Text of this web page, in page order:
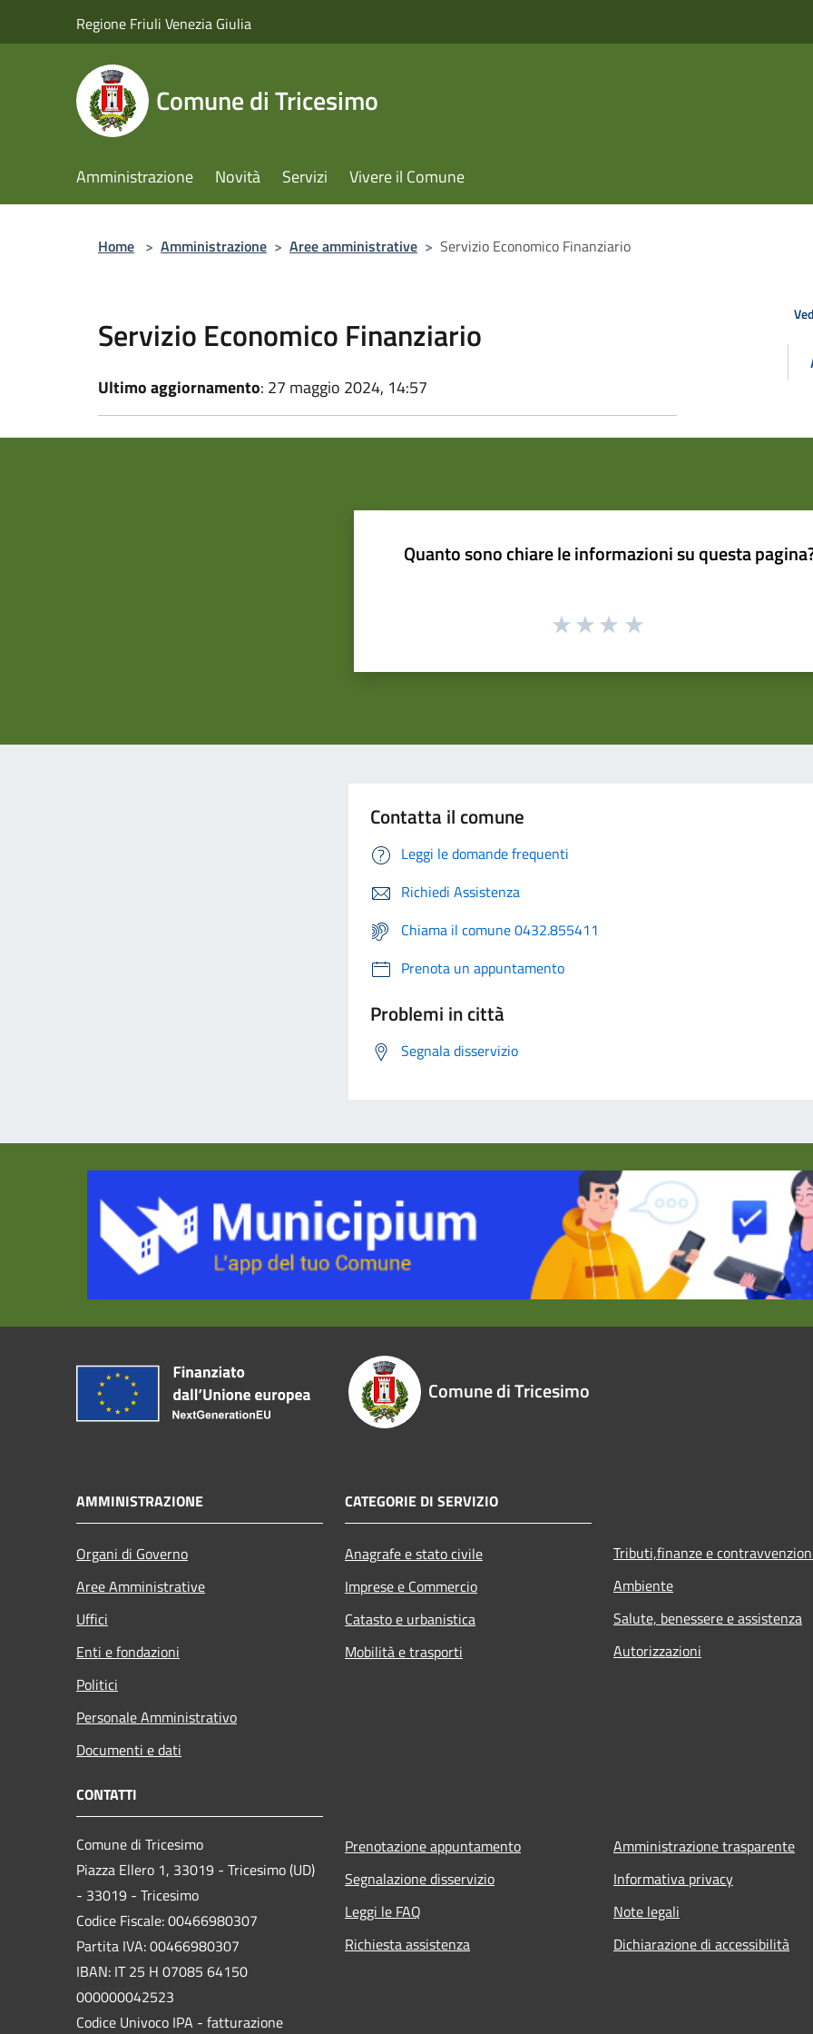
Regione Friuli Venezia Giulia
Comune di Tricesimo
Amministrazione Novità Servizi Vivere il Comune
Home > Amministrazione > Aree amministrative > Servizio Economico Finanziario
Servizio Economico Finanziario
Ultimo aggiornamento: 27 maggio 2024, 14:57
Quanto sono chiare le informazioni su questa
Contatta il comune
Leggi le domande frequenti
Richiedi Assistenza
Chiama il comune 0432.855411
Prenota un appuntamento
Problemi in città
Segnala disservizio
Comune di Tricesimo
AMMINISTRAZIONE
Organi di Governo
Aree Amministrative
Uffici
Enti e fondazioni
Politici
Personale Amministrativo
Documenti e dati
CATEGORIE DI SERVIZIO
Anagrafe e stato civile
Imprese e Commercio
Catasto e urbanistica
Mobilità e trasporti
Tributi,finanze e
Ambiente
Salute, benessere e assistenza
Autorizzazioni
CONTATTI
Comune di Tricesimo
Piazza Ellero 1, 33019 - Tricesimo (UD)
- 33019 - Tricesimo
Codice Fiscale: 00466980307
Partita IVA: 00466980307
IBAN: IT 25 H 07085 64150
000000042523
Codice Univoco IPA - fatturazione
Prenotazione appuntamento
Segnalazione disservizio
Leggi le FAQ
Richiesta assistenza
Amministrazione trasparente
Informativa privacy
Note legali
Dichiarazione di accessibilità